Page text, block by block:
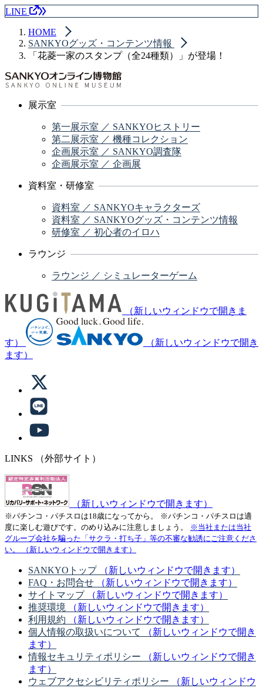
LINE
HOME
SANKYOグッズ・コンテンツ情報
「花菱一家のスタンプ（全24種類）」が登場！
展示室
第一展示室 ／ SANKYOヒストリー
第二展示室 ／ 機種コレクション
企画展示室 ／ SANKYO調査隊
企画展示室 ／ 企画展
資料室・研修室
資料室 ／ SANKYOキャラクターズ
資料室 ／ SANKYOグッズ・コンテンツ情報
研修室 ／ 初心者のイロハ
ラウンジ
ラウンジ ／ シミュレーターゲーム
（新しいウィンドウで開きま
す）
（新しいウィンドウで開き
ます）
LINKS （外部サイト）
（新しいウィンドウで開きます）
※パチンコ・パチスロは18歳になってから。
※パチンコ・パチスロは適
度に楽しむ遊びです。のめり込みに注意しましょう。
※当社または当社
グループ会社を騙った「サクラ・打ち子」等の不審な勧誘にご注意くださ
い。
（新しいウィンドウで開きます）
SANKYOトップ
（新しいウィンドウで開きます）
FAQ・お問合せ
（新しいウィンドウで開きます）
サイトマップ
（新しいウィンドウで開きます）
推奨環境
（新しいウィンドウで開きます）
利用規約
（新しいウィンドウで開きます）
個人情報の取扱いについて
（新しいウィンドウで開き
ます）
情報セキュリティポリシー
（新しいウィンドウで開き
ます）
ウェブアクセシビリティポリシー
（新しいウィンドウ